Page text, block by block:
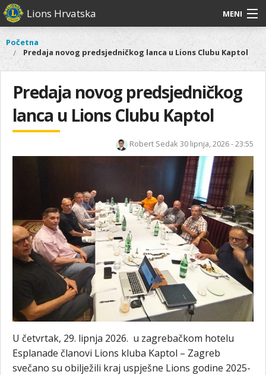
Skoči
na
sadržaj
Lions Hrvatska MENI
O nama
Lions Distrikt 126
Naši projekti
Aktivnosti
Glavni
izbornik
O
nama
Lions
Distrikt
126
Naši
projekti
Vi
ste
ovdje
Početna
Predaja novog predsjedničkog lanca u Lions Clubu Kaptol
Predaja novog predsjedničkog
lanca u Lions Clubu Kaptol
Robert Sedak 30 lipnja, 2026 - 23:55
U četvrtak, 29. lipnja 2026. u zagrebačkom hotelu
Esplanade članovi Lions kluba Kaptol – Zagreb
svečano su obilježili kraj uspješne Lions godine 2025-